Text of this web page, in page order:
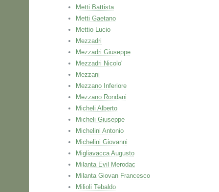
Metti Battista
Metti Gaetano
Mettio Lucio
Mezzadri
Mezzadri Giuseppe
Mezzadri Nicolo'
Mezzani
Mezzano Inferiore
Mezzano Rondani
Micheli Alberto
Micheli Giuseppe
Michelini Antonio
Michelini Giovanni
Migliavacca Augusto
Milanta Evil Merodac
Milanta Giovan Francesco
Milioli Tebaldo